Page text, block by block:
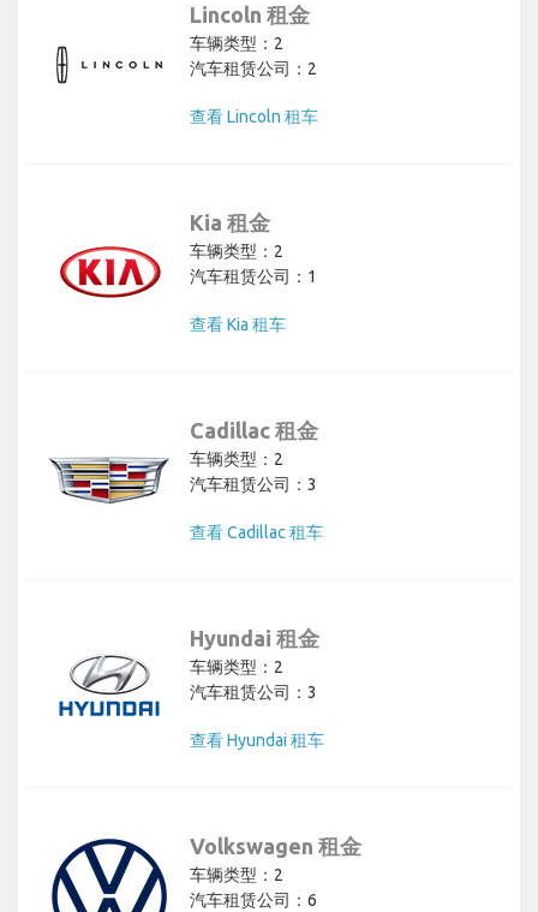
Lincoln 租金
车辆类型：2
汽车租赁公司：2
查看 Lincoln 租车
Kia 租金
车辆类型：2
汽车租赁公司：1
查看 Kia 租车
Cadillac 租金
车辆类型：2
汽车租赁公司：3
查看 Cadillac 租车
Hyundai 租金
车辆类型：2
汽车租赁公司：3
查看 Hyundai 租车
Volkswagen 租金
车辆类型：2
汽车租赁公司：6